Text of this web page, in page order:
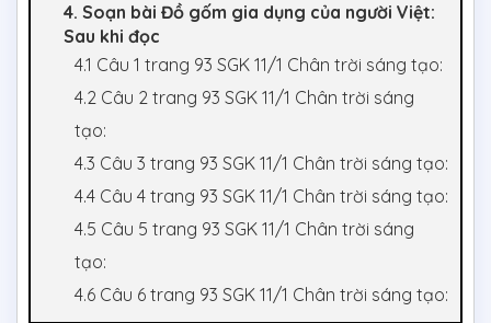
4. Soạn bài Đồ gốm gia dụng của người Việt:
Sau khi đọc
4.1 Câu 1 trang 93 SGK 11/1 Chân trời sáng tạo:
4.2 Câu 2 trang 93 SGK 11/1 Chân trời sáng
tạo:
4.3 Câu 3 trang 93 SGK 11/1 Chân trời sáng tạo:
4.4 Câu 4 trang 93 SGK 11/1 Chân trời sáng tạo:
4.5 Câu 5 trang 93 SGK 11/1 Chân trời sáng
tạo:
4.6 Câu 6 trang 93 SGK 11/1 Chân trời sáng tạo: